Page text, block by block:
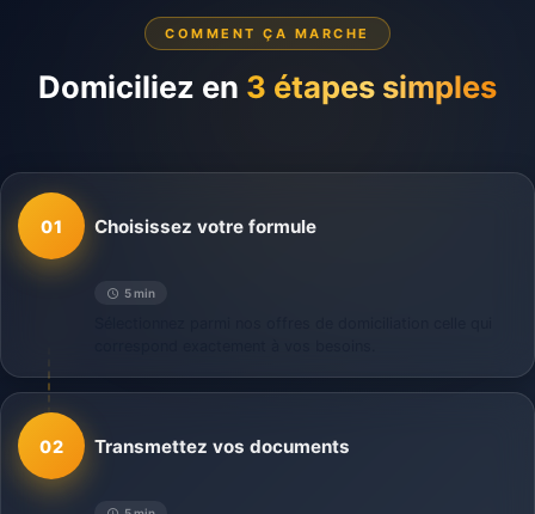
COMMENT ÇA MARCHE
Domiciliez en 3 étapes simples
01
5 min
Choisissez votre formule
02 Transmettez vos documents